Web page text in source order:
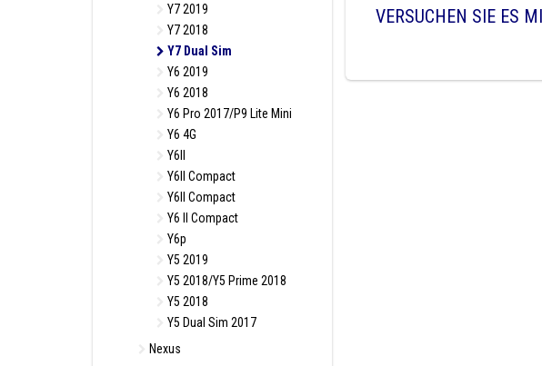
Y7 2019
Y7 2018
Y7 Dual Sim
Y6 2019
Y6 2018
Y6 Pro 2017/P9 Lite Mini
Y6 4G
Y6II
Y6II Compact
Y6II Compact
Y6 II Compact
Y6p
Y5 2019
Y5 2018/Y5 Prime 2018
Y5 2018
Y5 Dual Sim 2017
Nexus
VERSUCHEN SIE ES